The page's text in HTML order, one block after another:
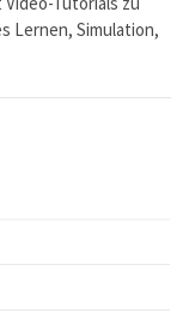
Lernen, Simulation,